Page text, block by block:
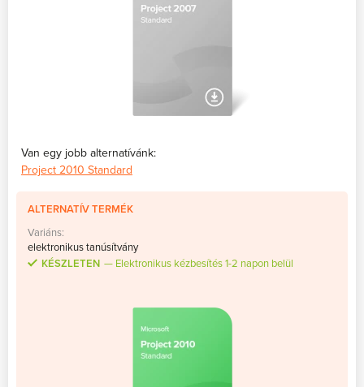
Van egy jobb alternatívánk:
Project 2010 Standard
ALTERNATÍV TERMÉK
Variáns:
elektronikus tanúsítvány
KÉSZLETEN
Elektronikus kézbesítés 1-2 napon belül